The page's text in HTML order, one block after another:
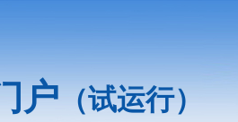
户（试运行）